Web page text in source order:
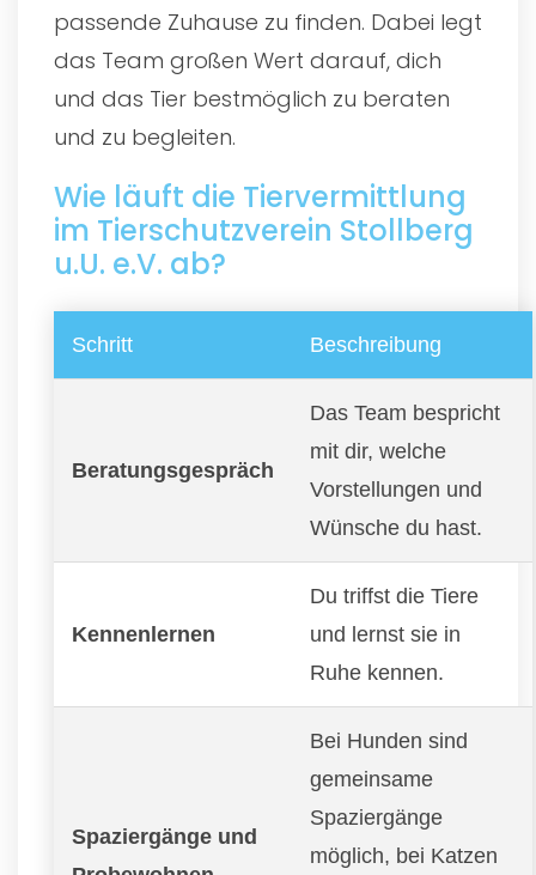
passende Zuhause zu finden. Dabei legt
das Team großen Wert darauf, dich
und das Tier bestmöglich zu beraten
und zu begleiten.
Wie läuft die Tiervermittlung
im Tierschutzverein Stollberg
u.U. e.V. ab?
Schritt Beschreibung
Beratungsgespräch
Das Team bespricht
mit dir, welche
Vorstellungen und
Wünsche du hast.
Kennenlernen
Du triffst die Tiere
und lernst sie in
Ruhe kennen.
Spaziergänge und
Bei Hunden sind
gemeinsame
Spaziergänge
möglich, bei Katzen